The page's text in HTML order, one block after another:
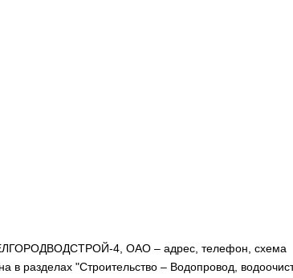
4, ОАО – адрес, телефон, схема
разделах "Строительство – Водопровод,